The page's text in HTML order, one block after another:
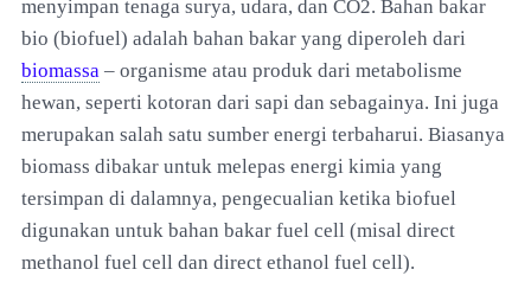
menyimpan tenaga surya, udara, dan CO2. Bahan bakar
bio (biofuel) adalah bahan bakar yang diperoleh dari
biomassa – organisme atau produk dari metabolisme
hewan, seperti kotoran dari sapi dan sebagainya. Ini juga
merupakan salah satu sumber energi terbaharui. Biasanya
biomass dibakar untuk melepas energi kimia yang
tersimpan di dalamnya, pengecualian ketika biofuel
digunakan untuk bahan bakar fuel cell (misal direct
methanol fuel cell dan direct ethanol fuel cell).